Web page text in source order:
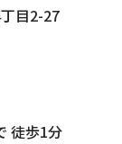
目2-27
徒歩1分